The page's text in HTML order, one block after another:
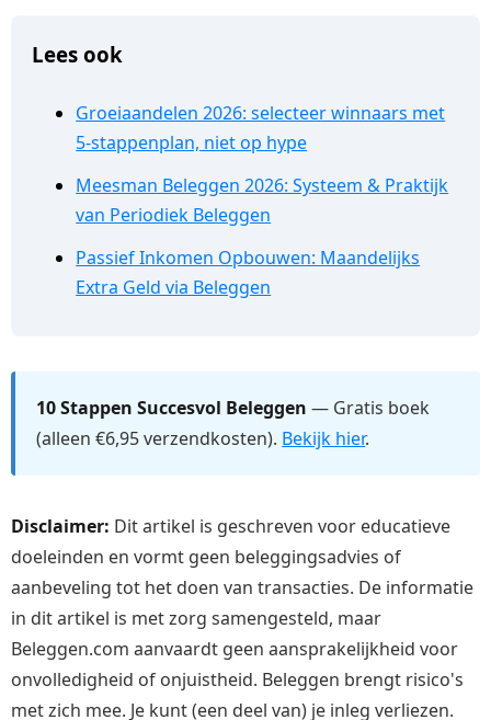
Lees ook
Groeiaandelen 2026: selecteer winnaars met
5-stappenplan, niet op hype
Meesman Beleggen 2026: Systeem & Praktijk
van Periodiek Beleggen
Passief Inkomen Opbouwen: Maandelijks
Extra Geld via Beleggen
10 Stappen Succesvol Beleggen — Gratis boek
(alleen €6,95 verzendkosten). Bekijk hier.
Disclaimer: Dit artikel is geschreven voor educatieve
doeleinden en vormt geen beleggingsadvies of
aanbeveling tot het doen van transacties. De informatie
in dit artikel is met zorg samengesteld, maar
Beleggen.com aanvaardt geen aansprakelijkheid voor
onvolledigheid of onjuistheid. Beleggen brengt risico's
met zich mee. Je kunt (een deel van) je inleg verliezen.